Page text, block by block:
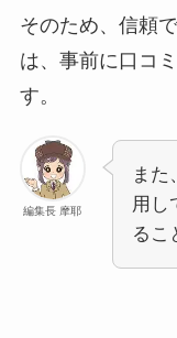
そのため、信頼
は、事前に口コ
す。
編集長 摩耶
また
用し
るこ